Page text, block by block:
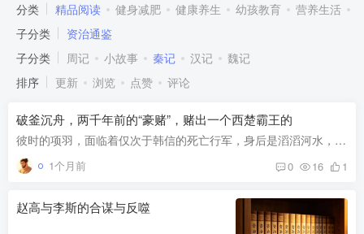
分类 精品阅读 健身减肥 健康养生 幼孩教育 营养生活
子分类
资治通鉴
子分类
周记 小故事 秦记 汉记
魏记
排序
更新 浏览 点赞 评论
破釜沉舟，两千年前的“豪赌”，赌出一个西楚霸王的
彼时的项羽，面临着仅次于韩信的死亡行军，身后是滔滔河水，手中是三日军粮，对面是天下无敌的四十万秦军主力。他做了一件很项羽的事——把退路全部斩断，然后冲了上去。“破釜沉舟”这四个字的...
1个月前 0 16 1
赵高与李斯的合谋与反噬